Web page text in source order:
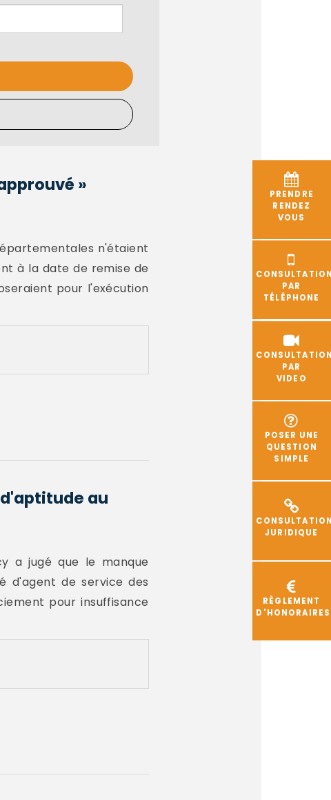
PRENDRE
RENDEZ
VOUS
PAR
TÉLÉPHONE
PAR
VIDEO
POSER UNE
QUESTION
SIMPLE
JURIDIQUE
RÈGLEMENT
D'HONORAIRES
»
n'étaient
à la date de remise de
pour l'exécution
au
a jugé que le manque
d'agent de service des
pour insuffisance